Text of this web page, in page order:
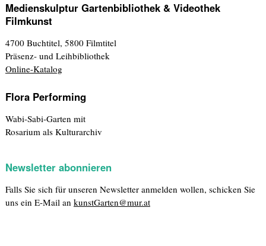
Medienskulptur Gartenbibliothek & Videothek
Filmkunst
4700 Buchtitel, 5800 Filmtitel
Präsenz- und Leihbibliothek
Online-Katalog
Flora Performing
Wabi-Sabi-Garten mit
Rosarium als Kulturarchiv
Newsletter abonnieren
Falls Sie sich für unseren Newsletter anmelden wollen, schicken Sie
uns ein E-Mail an kunstGarten@mur.at